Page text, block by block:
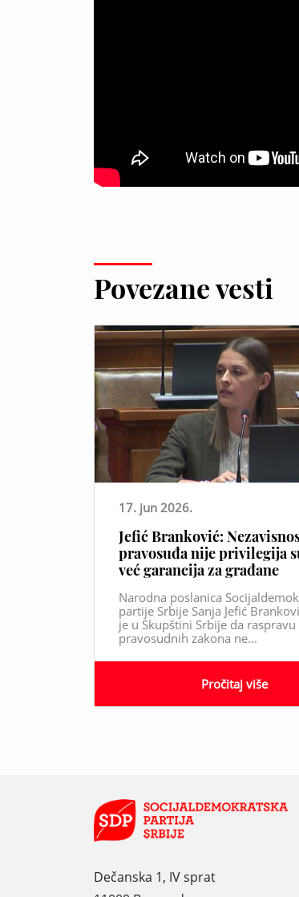
Povezane vesti
17. jun 2026.
Jefić Branković:
pravosuđa nije privilegija
već garancija za građane
Narodna poslanica
partije Srbije Sanja Jefić
je u Skupštini Srbije da raspravu
pravosudnih zakona ne...
Pročitaj više
Dečanska 1, IV sprat